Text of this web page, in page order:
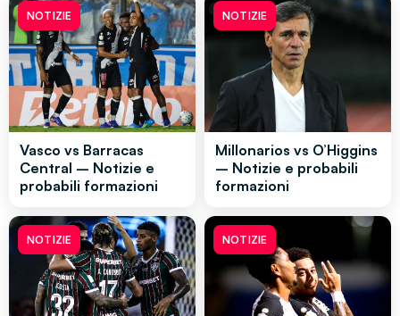
NOTIZIE
Vasco vs Barracas
Central – Notizie e
probabili formazioni
NOTIZIE
Millonarios vs O’Higgins
– Notizie e probabili
formazioni
NOTIZIE NOTIZIE